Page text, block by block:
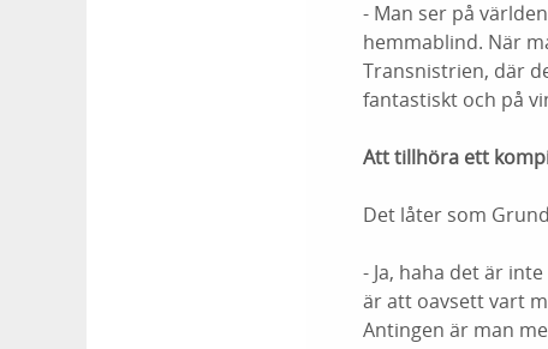
- Man ser på
hemmablind. När
Transnistrien, där
fantastiskt och på
Att tillhöra ett
Det låter som
- Ja, haha det är
är att oavsett vart
Antingen är man